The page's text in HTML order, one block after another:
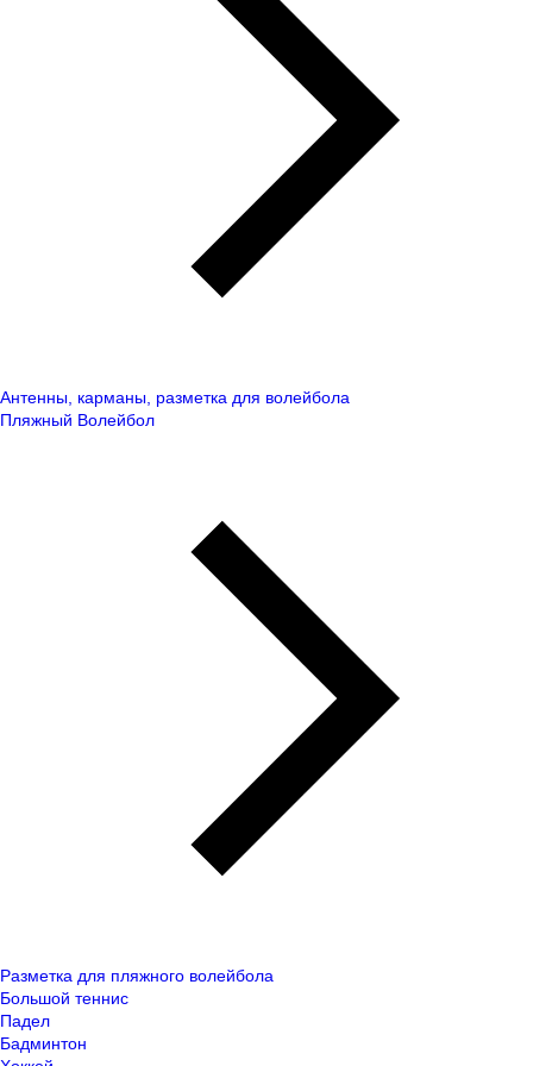
Антенны, карманы, разметка для волейбола
Пляжный Волейбол
Разметка для пляжного волейбола
Большой теннис
Падел
Бадминтон